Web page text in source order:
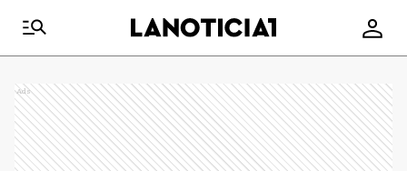
Ads